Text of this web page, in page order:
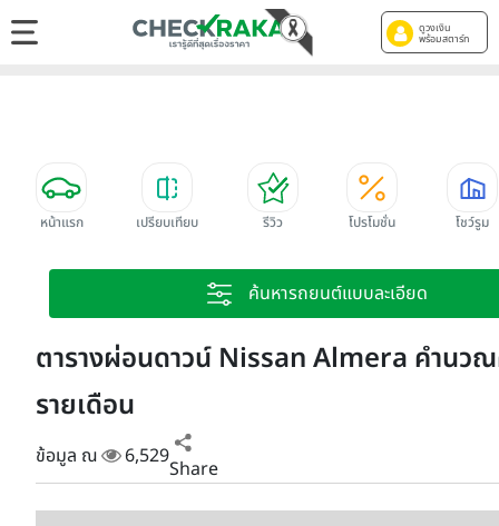
ดูวงเงิน
พร้อมสตาร์ท
หน้าแรก เปรียบเทียบ รีวิว โปรโมชั่น โชว์รูม
ค้นหารถยนต์แบบละเอียด
ตารางผ่อนดาวน์ Nissan Almera คำนว
รายเดือน
ข้อมูล ณ 6,529Share